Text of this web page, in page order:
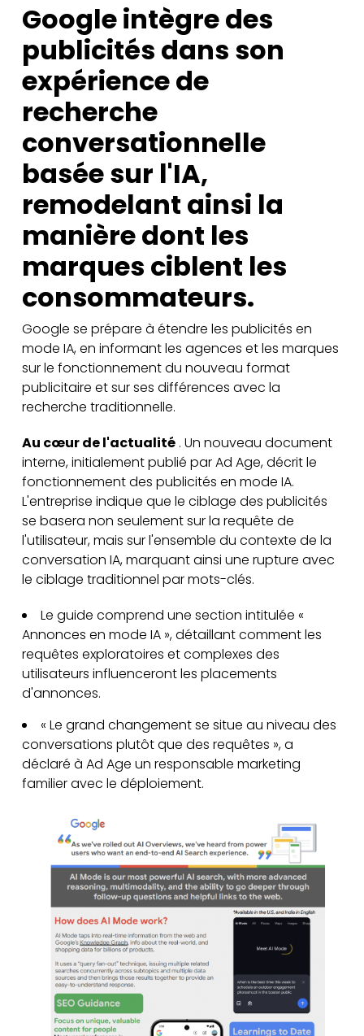
Google intègre des
publicités dans son
expérience de
recherche
conversationnelle
basée sur l'IA,
remodelant ainsi la
manière dont les
marques ciblent les
consommateurs.
Google se prépare à étendre les publicités en
mode IA, en informant les agences et les marques
sur le fonctionnement du nouveau format
publicitaire et sur ses différences avec la
recherche traditionnelle.
Au cœur de l'actualité . Un nouveau document
interne, initialement publié par Ad Age, décrit le
fonctionnement des publicités en mode IA.
L'entreprise indique que le ciblage des publicités
se basera non seulement sur la requête de
l'utilisateur, mais sur l'ensemble du contexte de la
conversation IA, marquant ainsi une rupture avec
le ciblage traditionnel par mots-clés.
Le guide comprend une section intitulée «
Annonces en mode IA », détaillant comment les
requêtes exploratoires et complexes des
utilisateurs influenceront les placements
d'annonces.
« Le grand changement se situe au niveau des
conversations plutôt que des requêtes », a
déclaré à Ad Age un responsable marketing
familier avec le déploiement.